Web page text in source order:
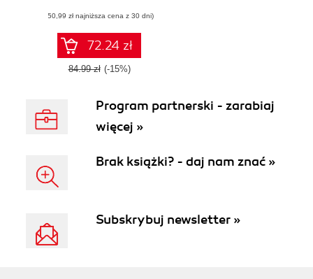
Age
(50,99 zł najniższa cena z 30 dni)
72.24 zł
84.99 zł (-15%)
Program partnerski - zarabiaj
więcej »
Brak książki? - daj nam znać »
Subskrybuj newsletter »